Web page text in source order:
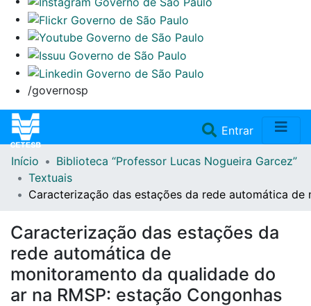
/governosp
Entrar(current)
Home
Repositório
Doações/Aquisições
Início
Biblioteca “Professor Lucas Nogueira Garcez”
Textuais
Caracterização das estações da rede automática
Caracterização das estações da
rede automática de
monitoramento da qualidade do
ar na RMSP: estação Congonhas